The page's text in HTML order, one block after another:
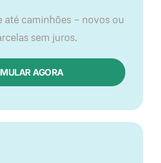
até caminhões — novos ou
sem juros.
AGORA